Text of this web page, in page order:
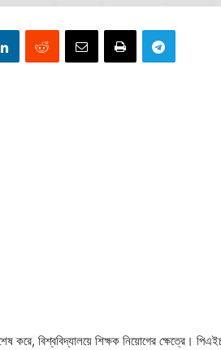
করে, বিশ্ববিদ্যালয়ে শিক্ষক নিয়োগের ক্ষেত্রে।